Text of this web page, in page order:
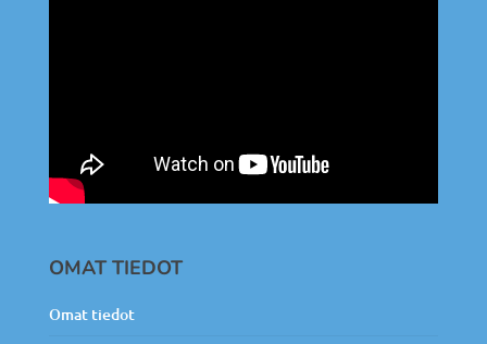
OMAT TIEDOT
Omat tiedot